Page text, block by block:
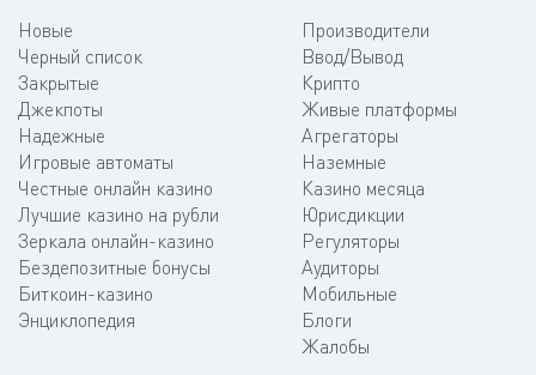
Новые
Черный список
Закрытые
Джекпоты
Надежные
Игровые автоматы
Честные онлайн казино
Лучшие казино на рубли
Зеркала онлайн-казино
Бездепозитные бонусы
Биткоин-казино
Энциклопедия
Производители
Ввод/Вывод
Крипто
Живые платформы
Агрегаторы
Наземные
Казино месяца
Юрисдикции
Регуляторы
Аудиторы
Мобильные
Блоги
Жалобы